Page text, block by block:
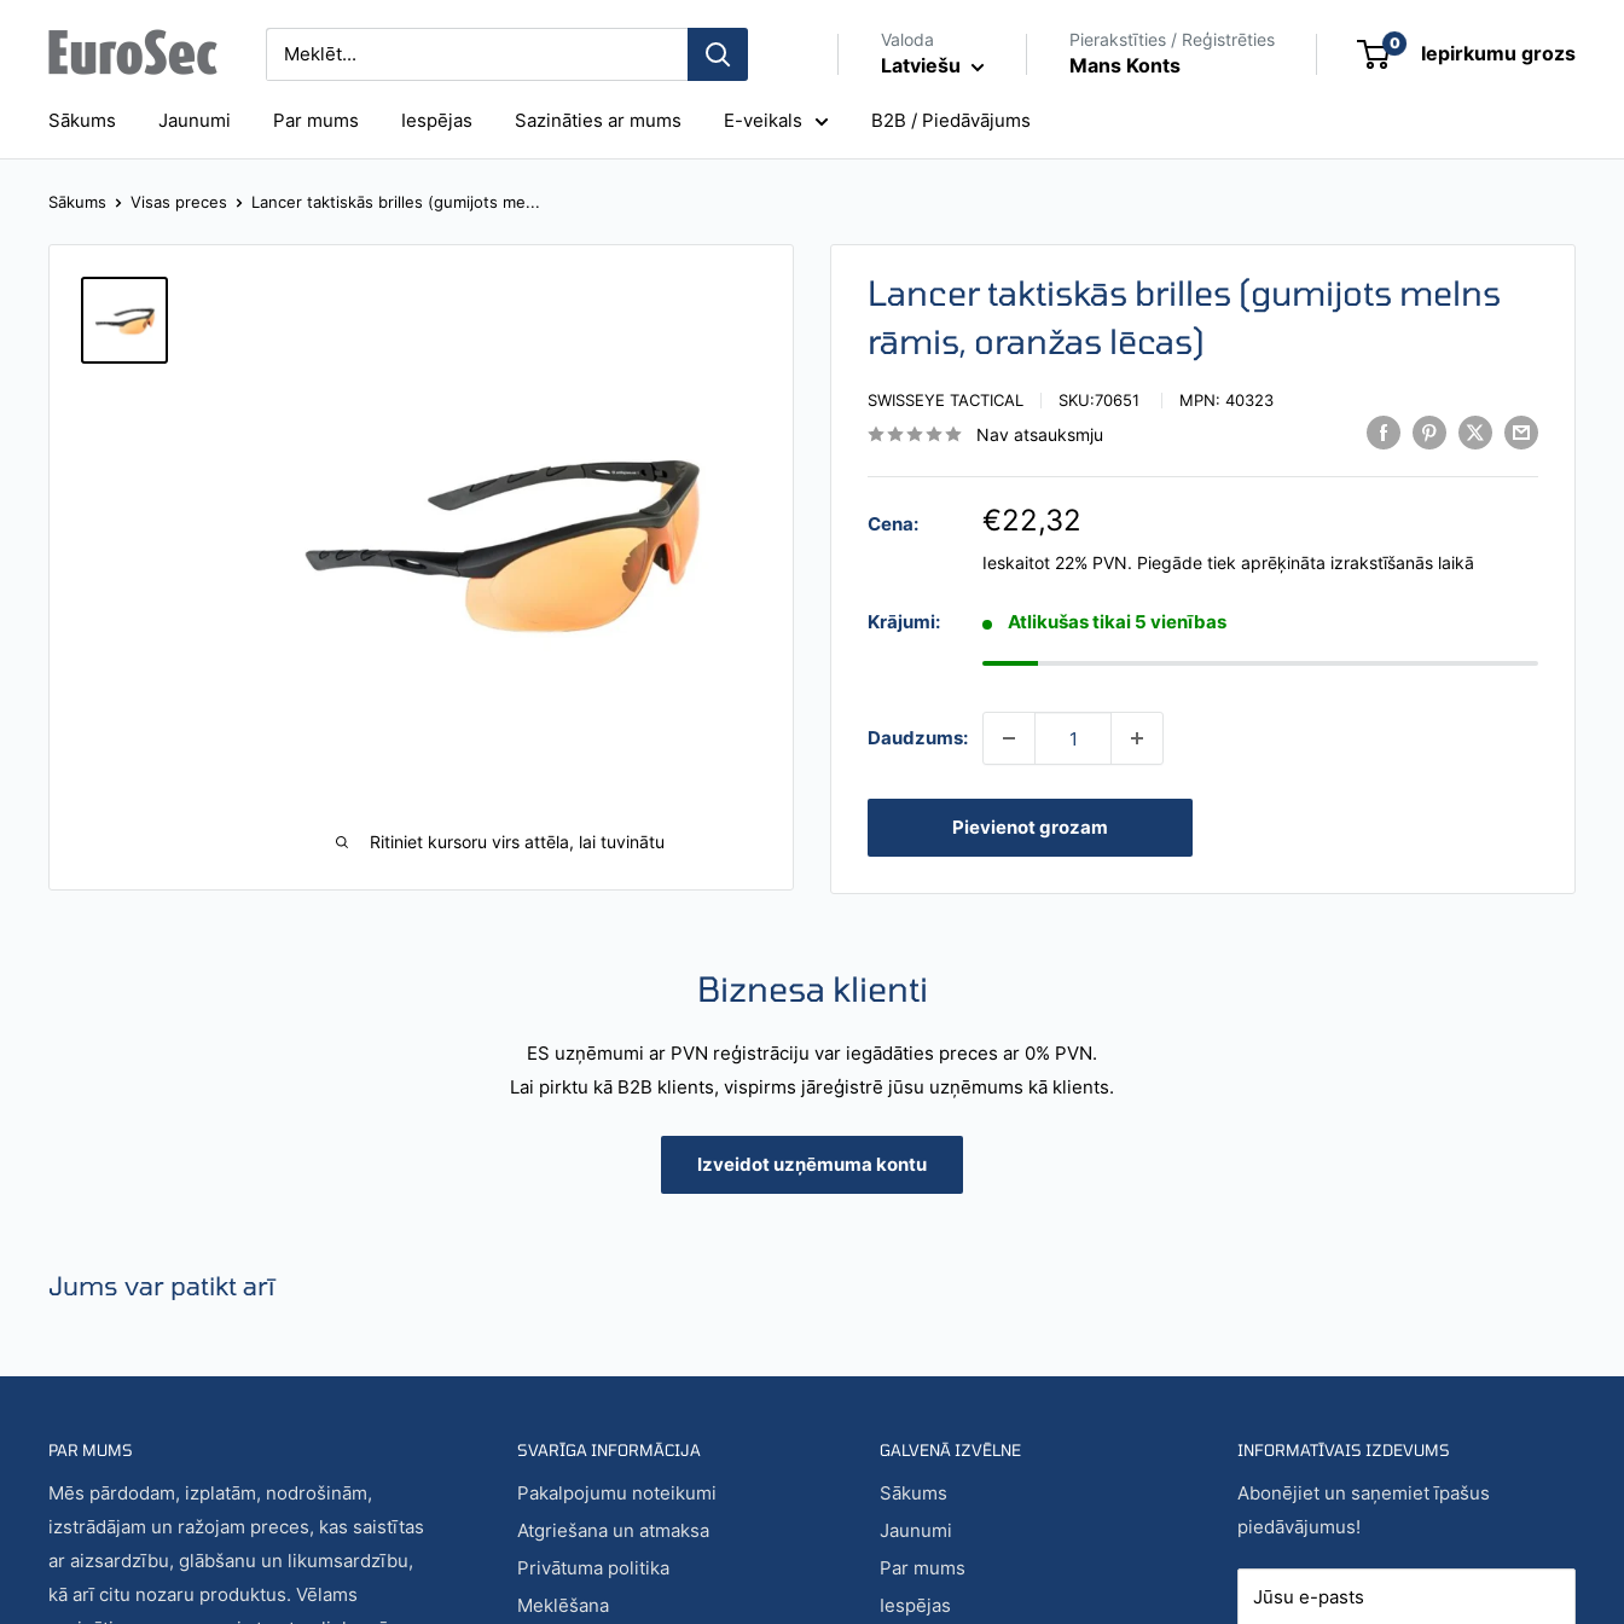
saturu
Eurosec Valoda
Latviešu
Pierakstīties / Reģistrēties
Mans Konts
0 Iepirkumu grozs
Sākums Jaunumi Par mums Iespējas Sazināties ar mums E-veikals B2B / Piedāvājums
Sākums Visas preces Lancer taktiskās brilles (gumijots me...
Ritiniet kursoru virs attēla, lai tuvinātu
Lancer taktiskās brilles (gumijots melns
rāmis, oranžas lēcas)
SWISSEYE TACTICAL SKU:70651 MPN: 40323
Nav atsauksmju
Cena: €22,32
Ieskaitot 22% PVN. Piegāde tiek aprēķināta izrakstīšanās laikā
Krājumi: Atlikušas tikai 5 vienības
Daudzums:
Pievienot grozam
Biznesa klienti
ES uzņēmumi ar PVN reģistrāciju var iegādāties preces ar 0% PVN.
Lai pirktu kā B2B klients, vispirms jāreģistrē jūsu uzņēmums kā klients.
Izveidot uzņēmuma kontu
Jums var patikt arī
PAR MUMS
Mēs pārdodam, izplatām, nodrošinām,
izstrādājam un ražojam preces, kas saistītas
ar aizsardzību, glābšanu un likumsardzību,
kā arī citu nozaru produktus. Vēlams
SVARĪGA INFORMĀCIJA
Pakalpojumu noteikumi
Atgriešana un atmaksa
Privātuma politika
Meklēšana
GALVENĀ IZVĒLNE
Sākums
Jaunumi
Par mums
Iespējas
INFORMATĪVAIS IZDEVUMS
Abonējiet un saņemiet īpašus
piedāvājumus!
Jūsu e-pasts